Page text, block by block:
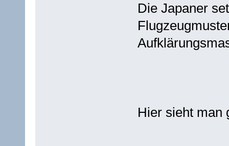
Die Japaner
Hier sieht man